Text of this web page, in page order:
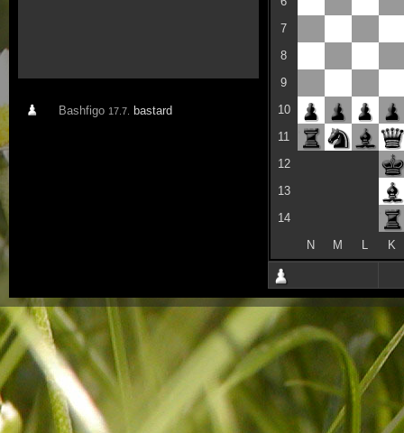
Bashfigo 17.7. bastard
7
8
9
10
11
12
13
14
N
M K